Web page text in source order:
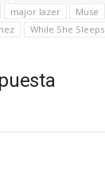
major lazer Muse
While She Sleeps